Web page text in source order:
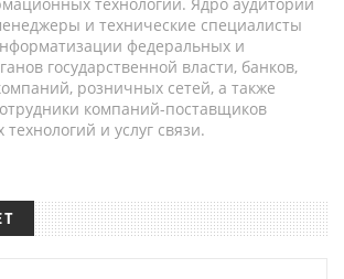
и технические специалисты
федеральных и
государственной власти, банков,
розничных сетей, а также
компаний-поставщиков
и услуг связи.